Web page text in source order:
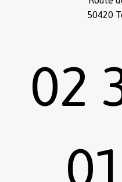
50420
02